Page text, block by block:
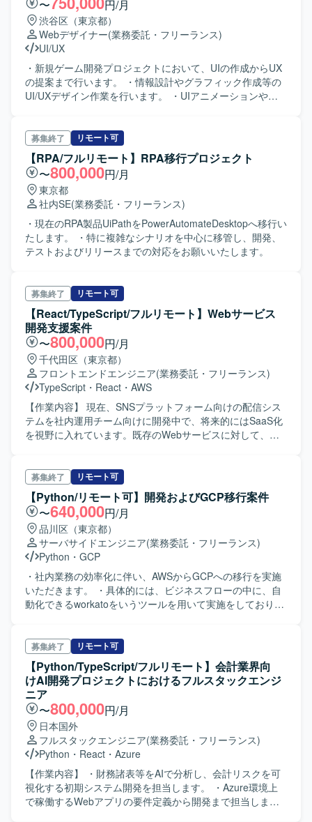
やディレクション力をさらに高めていただけます。 【開発
環境】 詳細な技術環境については別途お打ち合わせにてご
説明させていただきます。
していただきます。また、現場の業務ニーズを踏まえたハ
ンズオン研修の企画、研修内容のすり合わせと構成案の作
成、オンライン研修の運営や講師・サポート対応も担当し
ていただきます。元請け正社員とペアを組み、組織のDX推
進をバックアップしていただきます。 【求める人物像】
Microsoft365 CopilotやM365製品に強い関心を持ち、最新情
報のキャッチアップや検証に前向きに取り組める方を求め
ュニケーションを通じて組織の活性化をリードできる方が
望ましいです。また、PMとして主体的に計画を立て、関係
者と連携しながらタスクをやり切る自走力のある方を歓迎
いたします。 【ポジションの魅力】 大手企業のDX推進を現
場に近い立場でリードでき、Microsoft365 Copilotの活用事
例やナレッジを蓄積しながら、情報発信や研修企画のスキ
ルを高めていただけます。ユーザーとの距離が近く、利用
状況の変化やフィードバックをダイレクトに感じながら施
策を改善できるため、成果や貢献度を実感しやすい環境で
す。今後拡大が見込まれるCopilot活用支援領域で、PMとし
発環境】 主にMicrosoft365 CopilotおよびTeams, Word,
Excel, PowerPointなどのM365製品を活用した環境で業務を
行っていただきます。
〜 円/月
渋谷区（東京都）
Webデザイナー(業務委託・フリーランス)
UI/UX
・新規ゲーム開発プロジェクトにおいて、UIの作成からUX
の提案まで行います。 ・情報設計やグラフィック作成等の
UI/UXデザイン作業を行います。 ・UIアニメーションや演
イン再現のための調整作業があります。 ・コンセプト基に
したグラフィック提案作業を行います。 ・デザイン素材制
作（バナー、アイコン、アイテムなど）を行います。 ・ア
プリやWEBのページレイアウトやデザイン制作を行いま
す。
募集終了 リモート可
【RPA/フルリモート】RPA移行プロジェクト
〜800,000円/月
東京都
社内SE(業務委託・フリーランス)
・現在のRPA製品UiPathをPowerAutomateDesktopへ移行い
たします。 ・特に複雑なシナリオを中心に移管し、開発、
テストおよびリリースまでの対応をお願いいたします。
募集終了 リモート可
【React/TypeScript/フルリモート】Webサービス
開発支援案件
〜800,000円/月
千代田区（東京都）
フロントエンドエンジニア(業務委託・フリーランス)
TypeScript ・ React ・ AWS
【作業内容】 現在、SNSプラットフォーム向けの配信シス
テムを社内運用チーム向けに開発中で、将来的にはSaaS化
を視野に入れています。既存のWebサービスに対して、
ンドAPI実装などがあります。 【ポジションの魅力】 サイ
バーエージェントなどで活躍したメンバーと共に、モダン
なWeb開発チームで新規プロダクト開発に関われます。ま
た、技術選定にも関与でき、設計・実装・コードレビュー
にフラットに関われる環境があります。 【開発環境】 フロ
ントエンドにReact, MUI, TypeScriptを使用。バックエンド
はnode, TypeScriptで、インフラはAWS, CDK, ECS on
Fargate, Lambda, SQSなど。使用ツールとしてGitHubと
GitHub Actionsがあります。
募集終了 リモート可
【Python/リモート可】開発およびGCP移行案件
〜640,000円/月
品川区（東京都）
サーバサイドエンジニア(業務委託・フリーランス)
Python ・ GCP
・社内業務の効率化に伴い、AWSからGCPへの移行を実施
いただきます。 ・具体的には、ビジネスフローの中に、自
動化できるworkatoをいうツールを用いて実施をしておりま
募集終了 リモート可
【Python/TypeScript/フルリモート】会計業界向
けAI開発プロジェクトにおけるフルスタックエンジ
ニア
〜800,000円/月
日本国外
フルスタックエンジニア(業務委託・フリーランス)
Python ・ React ・ Azure
【作業内容】 ・財務諸表等をAIで分析し、会計リスクを可
視化する初期システム開発を担当します。 ・Azure環境上
で稼働するWebアプリの要件定義から開発まで担当しま